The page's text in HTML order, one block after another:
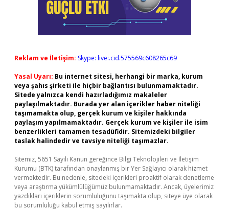
Reklam ve İletişim: Skype: live:.cid.575569c608265c69
Yasal Uyarı: Bu internet sitesi, herhangi bir marka, kurum
veya şahıs şirketi ile hiçbir bağlantısı bulunmamaktadır.
Sitede yalnızca kendi hazırladığımız makaleler
paylaşılmaktadır. Burada yer alan içerikler haber niteliği
taşımamakta olup, gerçek kurum ve kişiler hakkında
paylaşım yapılmamaktadır. Gerçek kurum ve kişiler ile isim
benzerlikleri tamamen tesadüfidir. Sitemizdeki bilgiler
taslak halindedir ve tavsiye niteliği taşımazlar.
Sitemiz, 5651 Sayılı Kanun gereğince Bilgi Teknolojileri ve İletişim
Kurumu (BTK) tarafından onaylanmış bir Yer Sağlayıcı olarak hizmet
vermektedir. Bu nedenle, sitedeki içerikleri proaktif olarak denetleme
veya araştırma yükümlülüğümüz bulunmamaktadır. Ancak, üyelerimiz
yazdıkları içeriklerin sorumluluğunu taşımakta olup, siteye üye olarak
bu sorumluluğu kabul etmiş sayılırlar.